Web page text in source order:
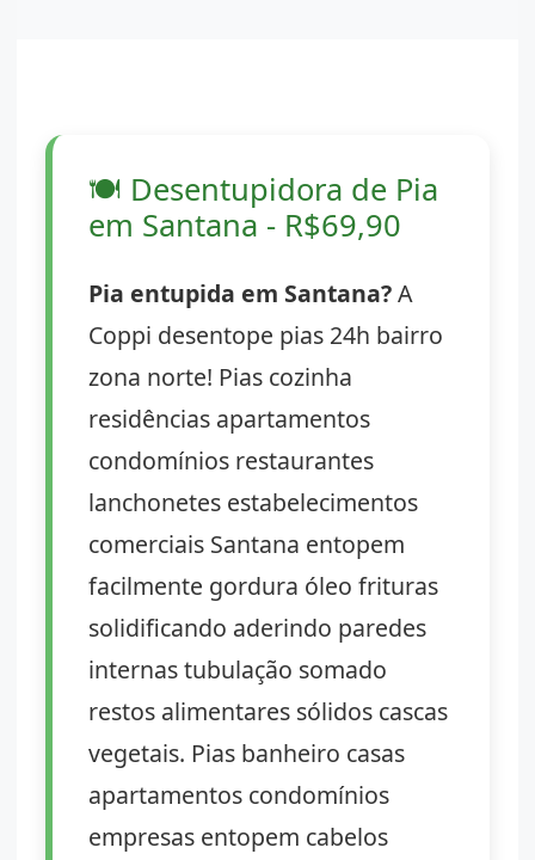
🍽️ Desentupidora de Pia
em Santana - R$69,90
Pia entupida em Santana?A
Coppi desentope pias 24h bairro
zona norte! Pias cozinha
residências apartamentos
condomínios restaurantes
lanchonetes estabelecimentos
comerciais Santana entopem
facilmente gordura óleo frituras
solidificando aderindo paredes
internas tubulação somado
restos alimentares sólidos cascas
vegetais. Pias banheiro casas
apartamentos condomínios
empresas entopem cabelos